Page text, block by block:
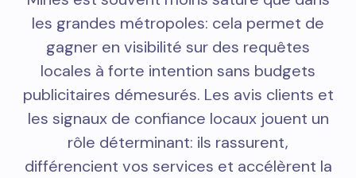
les grandes métropoles: cela permet de
gagner en visibilité sur des requêtes
locales à forte intention sans budgets
publicitaires démesurés. Les avis clients et
les signaux de confiance locaux jouent un
rôle déterminant: ils rassurent,
différencient vos services et accélèrent la